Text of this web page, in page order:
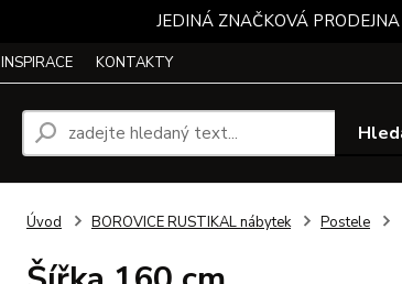
JEDINÁ ZNAČKOVÁ
INSPIRACE KONTAKTY
Úvod BOROVICE RUSTIKAL nábytek Postele